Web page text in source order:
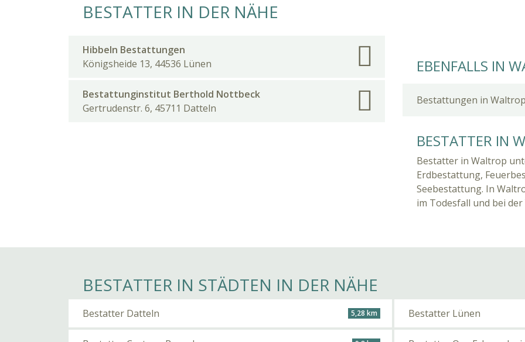
BESTATTER IN DER NÄHE
Hibbeln Bestattungen
Königsheide 13, 44536 Lünen
Bestattunginstitut Berthold Nottbeck
Gertrudenstr. 6, 45711 Datteln
EBENFALLS IN
Bestattungen in Waltrop
BESTATTER IN
Bestatter in Waltrop
Erdbestattung,
Seebestattung. In
im Todesfall und bei
BESTATTER IN STÄDTEN IN DER NÄHE
Bestatter Datteln 5,28 km Bestatter Lünen